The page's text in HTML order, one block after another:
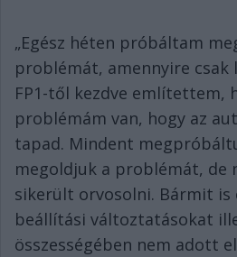
„Egész héten próbáltam
problémát, amennyire csak
FP1-től kezdve említettem,
problémám van, hogy az
tapad. Mindent
megoldjuk a problémát, de
sikerült orvosolni. Bármit is
beállítási változtatásokat
összességében nem adott